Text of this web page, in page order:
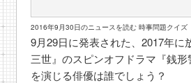
2016年9月30日のニュースを読む 時事問題クイズ
9月29日に発表された、2017年に
三世』のスピンオフドラマ『銭
を演じる俳優は誰でしょう？